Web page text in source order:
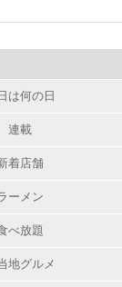
は何の日
連載
着店舗
ーメン
べ放題
地グルメ